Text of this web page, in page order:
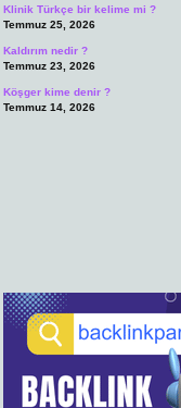
Klinik Türkçe bir kelime mi ?
Temmuz 25, 2026
Kaldırım nedir ?
Temmuz 23, 2026
Köşger kime denir ?
Temmuz 14, 2026